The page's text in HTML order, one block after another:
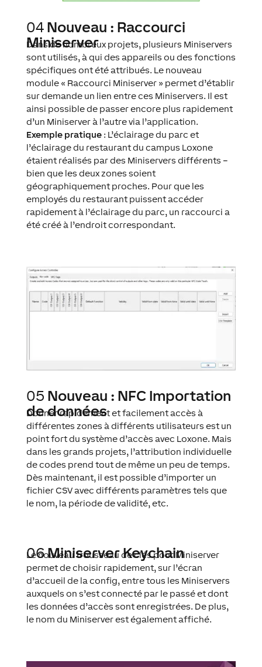
04 Nouveau : Raccourci
Miniserver
Dans de nombreux projets, plusieurs Miniservers
sont utilisés, à qui des appareils ou des fonctions
spécifiques ont été attribués. Le nouveau
module « Raccourci Miniserver » permet d’établir
sur demande un lien entre ces Miniservers. Il est
ainsi possible de passer encore plus rapidement
d’un Miniserver à l’autre via l’application.
Exemple pratique: L’éclairage du parc et
l’éclairage du restaurant du campus Loxone
étaient réalisés par des Miniservers différents –
bien que les deux zones soient
géographiquement proches. Pour que les
employés du restaurant puissent accéder
rapidement à l’éclairage du parc, un raccourci a
été créé à l’endroit correspondant.
05 Nouveau : NFC Importation
de données
Donner rapidement et facilement accès à
différentes zones à différents utilisateurs est un
point fort du système d’accès avec Loxone. Mais
dans les grands projets, l’attribution individuelle
de codes prend tout de même un peu de temps.
Dès maintenant, il est possible d’importer un
fichier CSV avec différents paramètres tels que
le nom, la période de validité, etc.
06Miniserver Keychain
Le nouveau trousseau de clés pour Miniserver
permet de choisir rapidement, sur l’écran
d’accueil de la config, entre tous les Miniservers
auxquels on s’est connecté par le passé et dont
les données d’accès sont enregistrées. De plus,
le nom du Miniserver est également affiché.